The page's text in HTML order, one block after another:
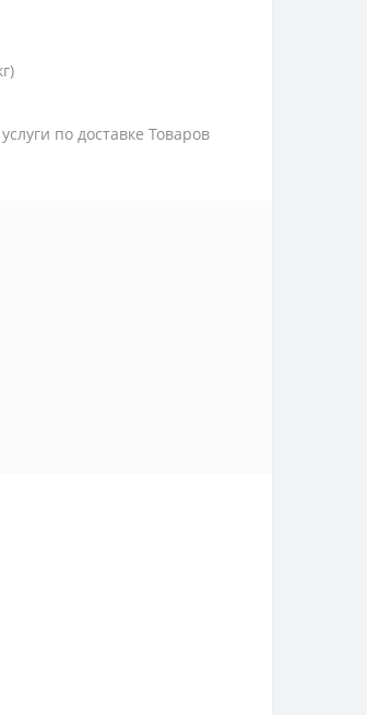
по доставке Товаров